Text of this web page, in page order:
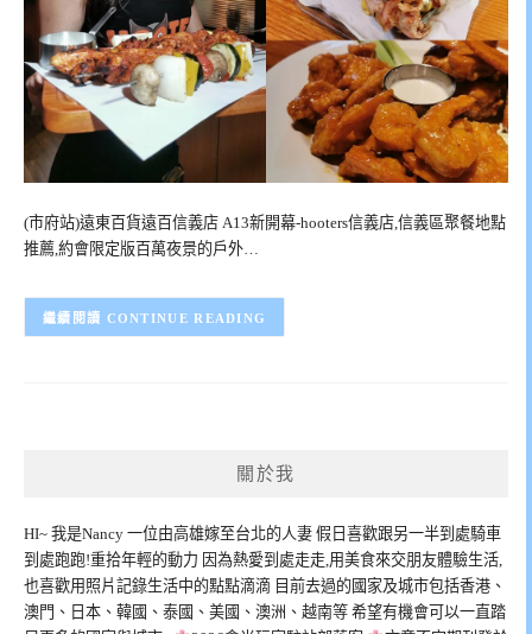
(市府站)遠東百貨遠百信義店 A13新開幕-hooters信義店,信義區聚餐地點
推薦,約會限定版百萬夜景的戶外…
CONTINUE READING
關於我
HI~ 我是Nancy 一位由高雄嫁至台北的人妻 假日喜歡跟另一半到處騎車
到處跑跑!重拾年輕的動力 因為熱愛到處走走,用美食來交朋友體驗生活,
也喜歡用照片記錄生活中的點點滴滴 目前去過的國家及城市包括香港、
澳門、日本、韓國、泰國、美國、澳洲、越南等 希望有機會可以一直踏